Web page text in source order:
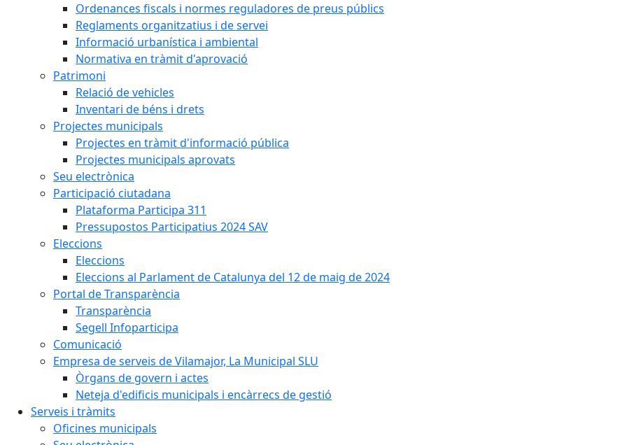
Ordenances fiscals i normes reguladores de preus públics
Reglaments organitzatius i de servei
Informació urbanística i ambiental
Normativa en tràmit d'aprovació
Patrimoni
Relació de vehicles
Inventari de béns i drets
Projectes municipals
Projectes en tràmit d'informació pública
Projectes municipals aprovats
Seu electrònica
Participació ciutadana
Plataforma Participa 311
Pressupostos Participatius 2024 SAV
Eleccions
Eleccions
Eleccions al Parlament de Catalunya del 12 de maig de 2024
Portal de Transparència
Transparència
Segell Infoparticipa
Comunicació
Empresa de serveis de Vilamajor, La Municipal SLU
Òrgans de govern i actes
Neteja d'edificis municipals i encàrrecs de gestió
Serveis i tràmits
Oficines municipals